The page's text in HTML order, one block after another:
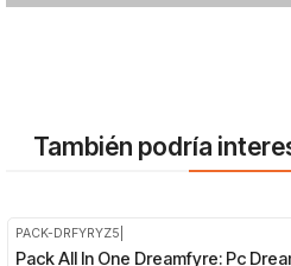
También podría
PACK-DRFYRYZ5
Pack All In One Dreamfyre: Pc